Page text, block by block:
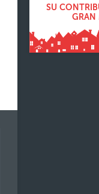
SU
GRAN